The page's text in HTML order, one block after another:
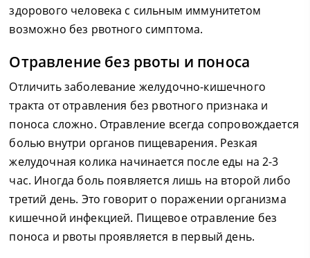
здорового человека с сильным иммунитетом
возможно без рвотного симптома.
Отравление без рвоты и поноса
Отличить заболевание желудочно-кишечного
тракта от отравления без рвотного признака и
поноса сложно. Отравление всегда сопровождается
болью внутри органов пищеварения. Резкая
желудочная колика начинается после еды на 2-3
час. Иногда боль появляется лишь на второй либо
третий день. Это говорит о поражении организма
кишечной инфекцией. Пищевое отравление без
поноса и рвоты проявляется в первый день.